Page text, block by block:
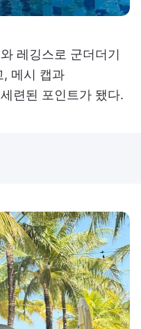
레깅스로 군더더기
, 메시 캡과
련된 포인트가 됐다.